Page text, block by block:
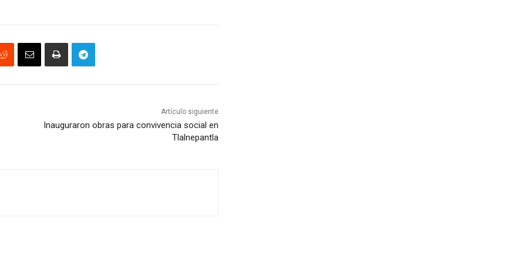
Artículo siguiente
Inauguraron obras para convivencia social en
Tlalnepantla